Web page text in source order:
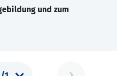
und zum